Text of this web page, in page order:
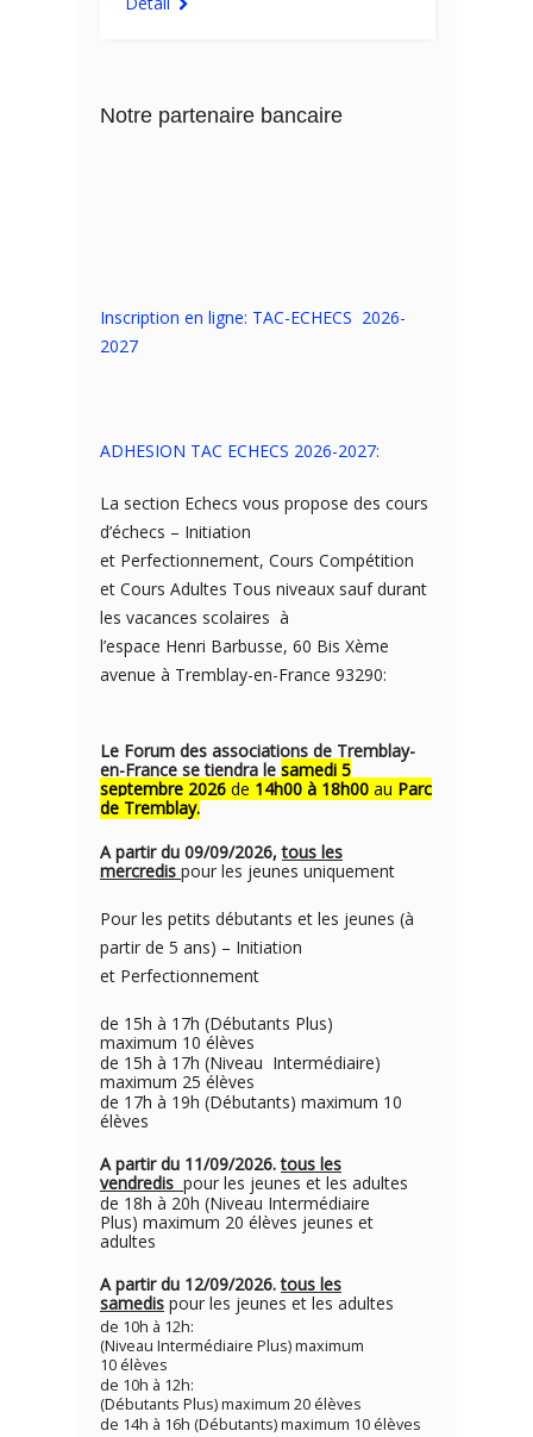
Notre partenaire bancaire
Inscription en ligne: TAC-ECHECS 2026-
2027
ADHESION TAC ECHECS 2026-2027:
La section Echecs vous propose des cours
d’échecs – Initiation
et Perfectionnement, Cours Compétition
et Cours Adultes Tous niveaux sauf durant
les vacances scolaires à
l’espace Henri Barbusse, 60 Bis Xème
avenue à Tremblay-en-France 93290:
Le Forum des associations de Tremblay-
en-France se tiendra le samedi 5
septembre 2026 de 14h00 à 18h00 au Parc
de Tremblay.
A partir du 09/09/2026,tous les
mercredis pour les jeunes uniquement
Pour les petits débutants et les jeunes (à
partir de 5 ans) – Initiation
et Perfectionnement
de 15h à 17h (Débutants Plus)
maximum 10 élèves
de 15h à 17h (Niveau Intermédiaire)
maximum 25 élèves
de 17h à 19h (Débutants) maximum 10
élèves
A partir du 11/09/2026.tous les
vendredis pour les jeunes et les adultes
de 18h à 20h (Niveau Intermédiaire
Plus) maximum 20 élèves jeunes et
adultes
A partir du 12/09/2026.tous les
samedis pour les jeunes et les adultes
de 10h à 12h:
(Niveau Intermédiaire Plus) maximum
10 élèves
de 10h à 12h:
(Débutants Plus) maximum 20 élèves
de 14h à 16h (Débutants) maximum 10 élèves